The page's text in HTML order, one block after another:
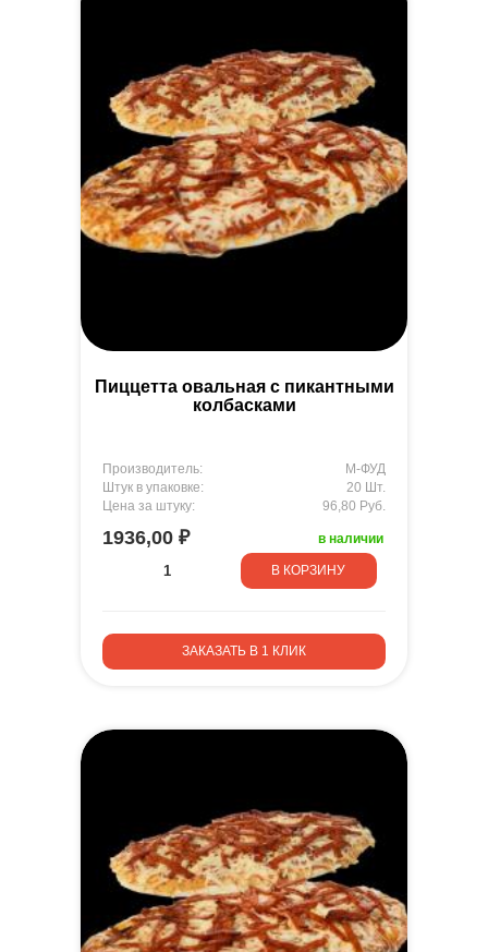
Пиццетта овальная с пикантными
колбасками
Производитель:
М-ФУД
Штук в упаковке:
20 Шт.
Цена за штуку:
96,80 Руб.
1936,00 ₽ в наличии
В КОРЗИНУ
ЗАКАЗАТЬ В 1 КЛИК